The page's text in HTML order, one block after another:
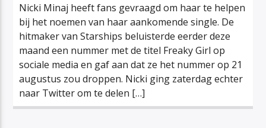
Nicki Minaj heeft fans gevraagd om haar te helpen
bij het noemen van haar aankomende single. De
hitmaker van Starships beluisterde eerder deze
maand een nummer met de titel Freaky Girl op
sociale media en gaf aan dat ze het nummer op 21
augustus zou droppen. Nicki ging zaterdag echter
naar Twitter om te delen […]